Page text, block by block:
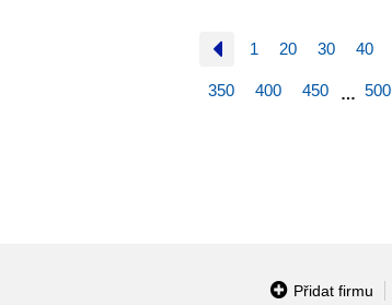
1 20 30 40
350 400 450 … 500
Přidat firmu